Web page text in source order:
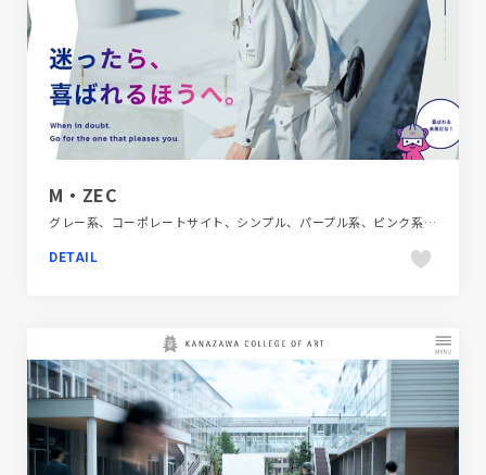
M・ZEC
グレー系、コーポレートサイト、シンプル、パープル系、ピンク系、モーション多め、大きめ写真、建設・住宅・不動産
DETAIL